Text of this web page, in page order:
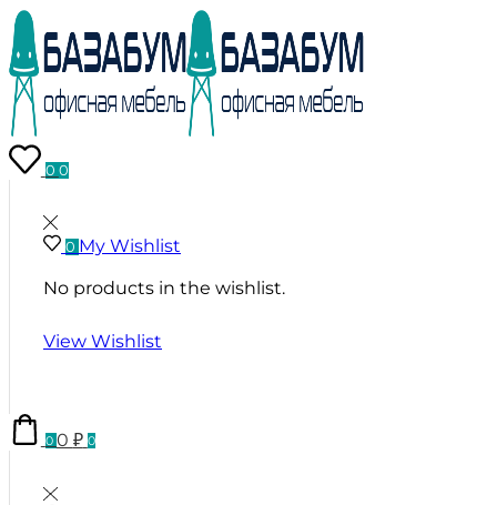
0 0
0 My Wishlist
No products in the wishlist.
View Wishlist
00 ₽ 0